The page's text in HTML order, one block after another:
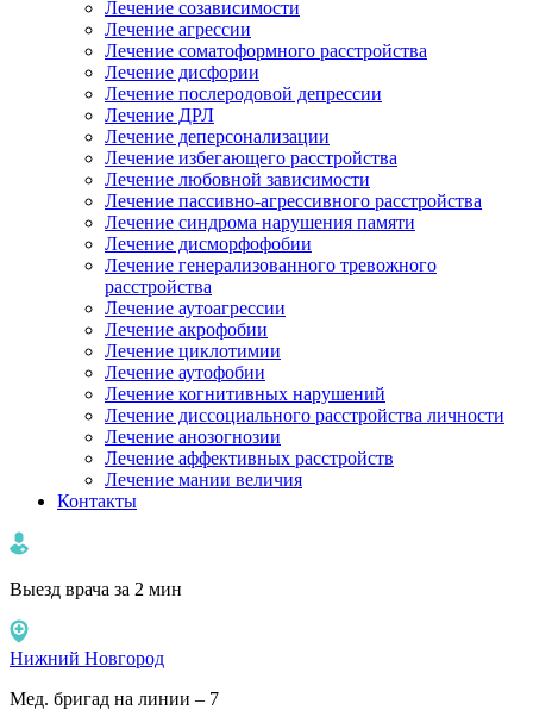
Лечение созависимости
Лечение агрессии
Лечение соматоформного расстройства
Лечение дисфории
Лечение послеродовой депрессии
Лечение ДРЛ
Лечение деперсонализации
Лечение избегающего расстройства
Лечение любовной зависимости
Лечение пассивно-агрессивного расстройства
Лечение синдрома нарушения памяти
Лечение дисморфофобии
Лечение генерализованного тревожного
расстройства
Лечение аутоагрессии
Лечение акрофобии
Лечение циклотимии
Лечение аутофобии
Лечение когнитивных нарушений
Лечение диссоциального расстройства личности
Лечение анозогнозии
Лечение аффективных расстройств
Лечение мании величия
Контакты
Выезд врача за 2 мин
Нижний Новгород
Мед. бригад на линии – 7